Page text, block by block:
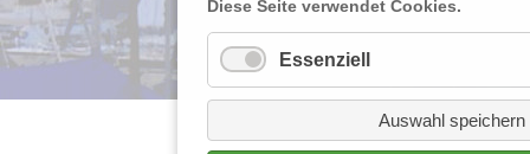
Diese Seite verwendet Cookies.
Essenziell
Auswahl speichern